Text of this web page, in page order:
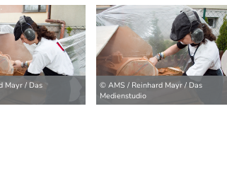
Mayr / Das
© AMS / Reinhard Mayr / Das
Medienstudio